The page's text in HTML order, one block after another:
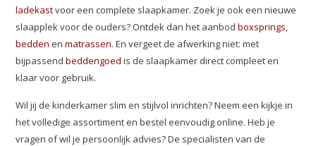
ladekastvoor een complete slaapkamer. Zoek je ook een nieuwe
slaapplek voor de ouders? Ontdek dan het aanbodboxsprings,
bedden enmatrassen. En vergeet de afwerking niet: met
bijpassendbeddengoed is de slaapkamer direct compleet en
klaar voor gebruik.
Wil jij de kinderkamer slim en stijlvol inrichten? Neem een kijkje in
het volledige assortiment en bestel eenvoudig online. Heb je
vragen of wil je persoonlijk advies? De specialisten van de